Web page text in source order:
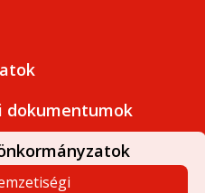
dokumentumok